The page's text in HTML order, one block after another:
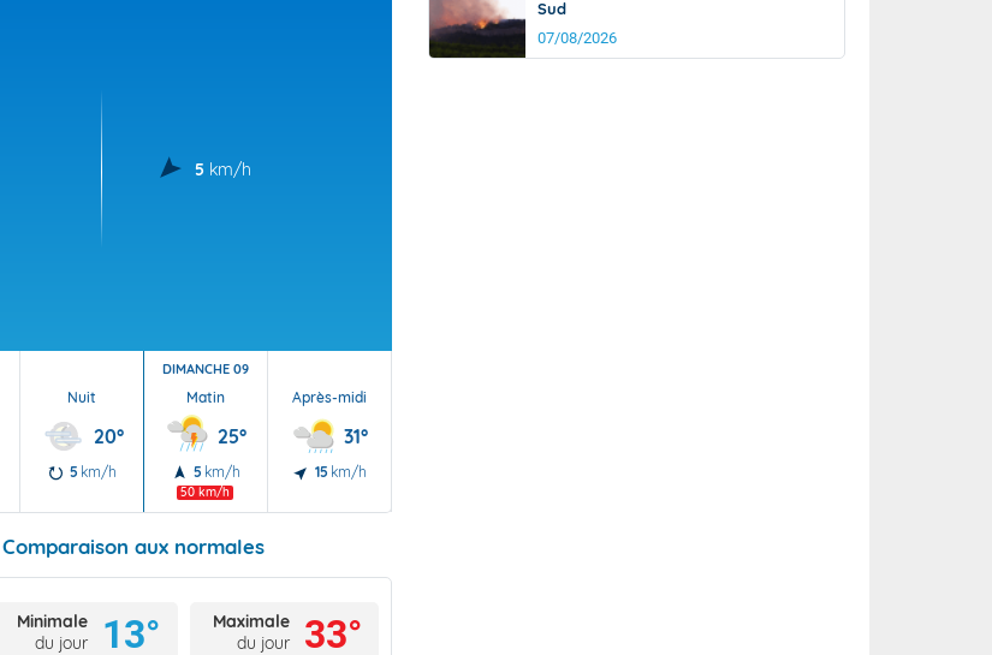
5 km/h
Nuit
20°
5 km/h
DIMANCHE 09
Matin
25°
5 km/h
50 km/h
Après-midi
31°
15 km/h
Comparaison aux normales
Minimale
du jour
13°
Maximale
du jour
33°
Sud
07/08/2026